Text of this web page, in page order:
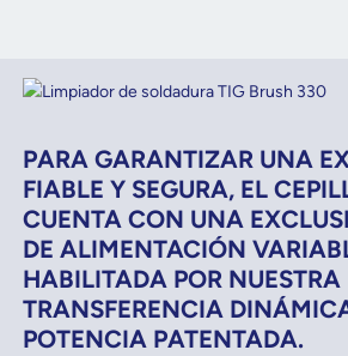
PARA GARANTIZAR UNA
FIABLE Y SEGURA, EL
CUENTA CON UNA
DE ALIMENTACIÓN
HABILITADA POR NUESTRA
TRANSFERENCIA
POTENCIA PATENTADA.